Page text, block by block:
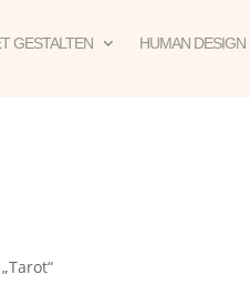
GESTALTEN HUMAN